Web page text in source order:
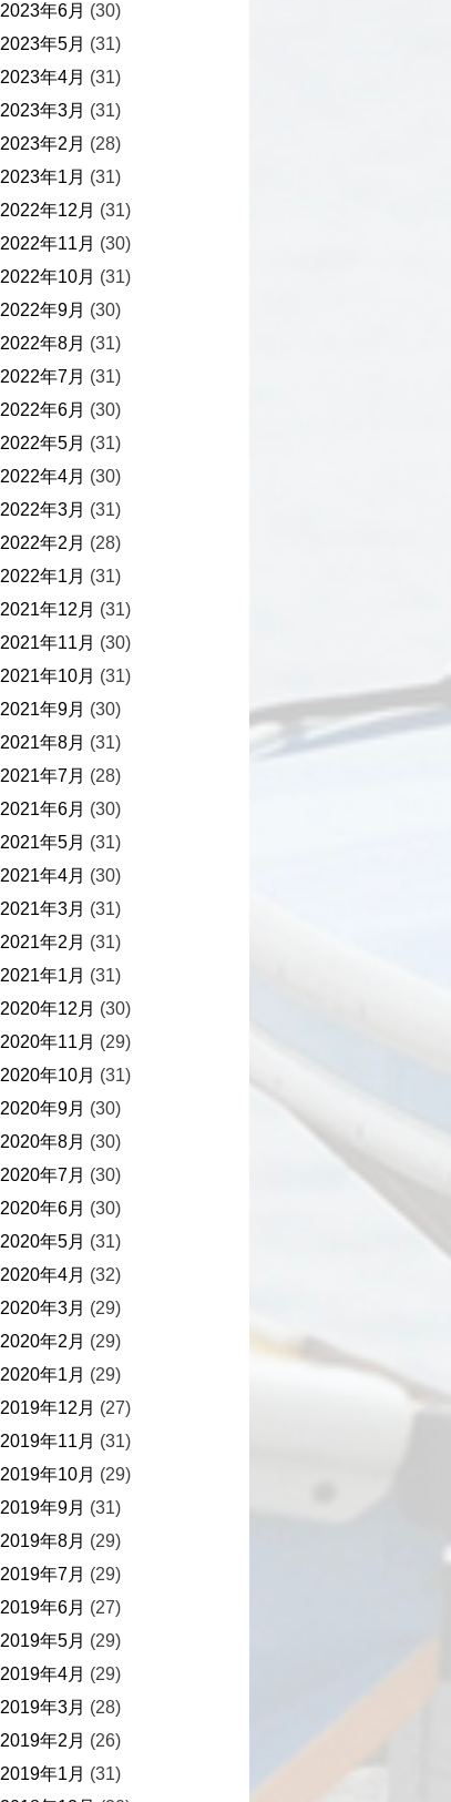
2023年6月 (30)
2023年5月 (31)
2023年4月 (31)
2023年3月 (31)
2023年2月 (28)
2023年1月 (31)
2022年12月 (31)
2022年11月 (30)
2022年10月 (31)
2022年9月 (30)
2022年8月 (31)
2022年7月 (31)
2022年6月 (30)
2022年5月 (31)
2022年4月 (30)
2022年3月 (31)
2022年2月 (28)
2022年1月 (31)
2021年12月 (31)
2021年11月 (30)
2021年10月 (31)
2021年9月 (30)
2021年8月 (31)
2021年7月 (28)
2021年6月 (30)
2021年5月 (31)
2021年4月 (30)
2021年3月 (31)
2021年2月 (31)
2021年1月 (31)
2020年12月 (30)
2020年11月 (29)
2020年10月 (31)
2020年9月 (30)
2020年8月 (30)
2020年7月 (30)
2020年6月 (30)
2020年5月 (31)
2020年4月 (32)
2020年3月 (29)
2020年2月 (29)
2020年1月 (29)
2019年12月 (27)
2019年11月 (31)
2019年10月 (29)
2019年9月 (31)
2019年8月 (29)
2019年7月 (29)
2019年6月 (27)
2019年5月 (29)
2019年4月 (29)
2019年3月 (28)
2019年2月 (26)
2019年1月 (31)